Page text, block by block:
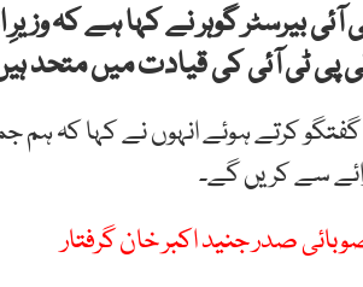
بیرسٹر گوہر نے کہا ہے کہ وزیرِ
پی ٹی آئی کی قیادت میں متحد
کرتے ہوئے انہوں نے کہا کہ ہم
سے کریں گے۔
صدر جنید اکبر خان گرفتار